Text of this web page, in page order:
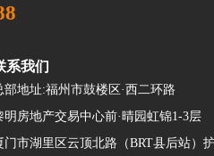
系我们
部地址:福州市鼓楼区·西二环路
明房地产交易中心前·晴园虹锦1-3层
门市湖里区云顶北路（BRT县后站）